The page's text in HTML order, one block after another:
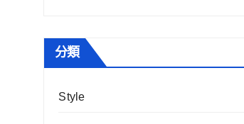
分類
Style